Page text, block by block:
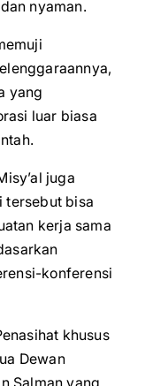
nyaman.
yang
luar biasa
juga
tersebut bisa
kerja sama
konferensi
khusus
Dewan
Salman yang